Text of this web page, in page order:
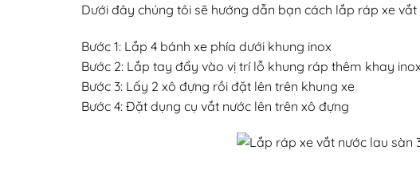
Dưới đây chúng tôi sẽ hướng dẫn bạn cách lắp ráp xe
Bước 1: Lắp 4 bánh xe phía dưới khung inox
Bước 2: Lắp tay đẩy vào vị trí lỗ khung ráp thêm khay
Bước 3: Lấy 2 xô đựng rồi đặt lên trên khung xe
Bước 4: Đặt dụng cụ vắt nước lên trên xô đựng